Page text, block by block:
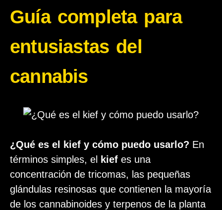
Guía completa para
entusiastas del
cannabis
¿Qué es el kief y cómo puedo usarlo? En
términos simples, el
kief es una
concentración de tricomas, las pequeñas
glándulas resinosas que contienen la mayoría
de los cannabinoides y terpenos de la planta